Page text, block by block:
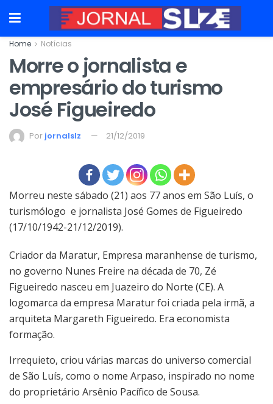
Home Notícias
Morre o jornalista e
empresário do turismo
José Figueiredo
Por jornalslz 21/12/2019
Morreu neste sábado (21) aos 77 anos em São Luís, o
turismólogo e jornalista José Gomes de Figueiredo
(17/10/1942-21/12/2019).
Criador da Maratur, Empresa maranhense de turismo,
no governo Nunes Freire na década de 70, Zé
Figueiredo nasceu em Juazeiro do Norte (CE). A
logomarca da empresa Maratur foi criada pela irmã, a
arquiteta Margareth Figueiredo. Era economista
formação.
Irrequieto, criou várias marcas do universo comercial
de São Luís, como o nome Arpaso, inspirado no nome
do proprietário Arsênio Pacífico de Sousa.